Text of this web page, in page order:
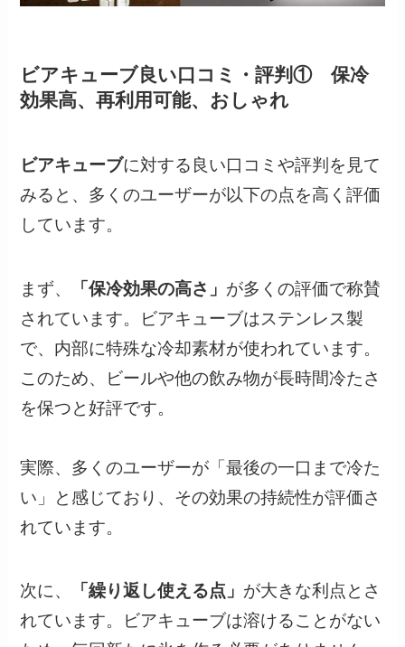
ビアキューブ良い口コミ・評判① 保冷
効果高、再利用可能、おしゃれ
ビアキューブに対する良い口コミや評判を見て
みると、多くのユーザーが以下の点を高く評価
しています。
まず、 「保冷効果の高さ」 が多くの評価で称賛
されています。ビアキューブはステンレス製
で、内部に特殊な冷却素材が使われています。
このため、ビールや他の飲み物が長時間冷たさ
を保つと好評です。
実際、多くのユーザーが「最後の一口まで冷た
い」と感じており、その効果の持続性が評価さ
れています。
次に、 「繰り返し使える点」 が大きな利点とさ
れています。ビアキューブは溶けることがない